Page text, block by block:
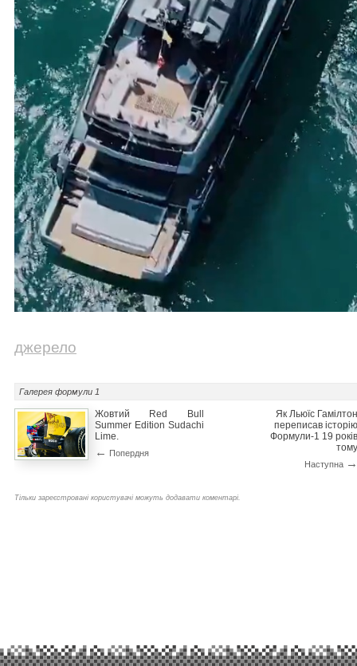
джерело
Галерея формули 1
Жовтий Red Bull
Summer Edition Sudachi
Lime.
← Попердня
Як Льюїс Гамілтон
переписав історію
Формули-1 19 років
тому
Наступна →
Тільки зареєстровані користувачі можуть додавати коментарі.